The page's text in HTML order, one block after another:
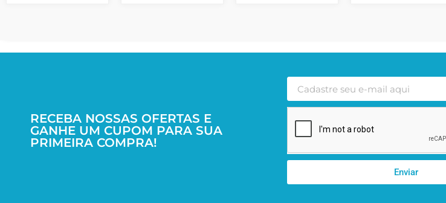
RECEBA NOSSAS OFERTAS E
GANHE UM CUPOM PARA SUA
PRIMEIRA COMPRA!
Enviar